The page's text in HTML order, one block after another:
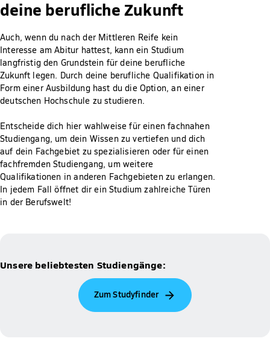
deine berufliche Zukunft
Auch, wenn du nach der Mittleren Reife kein
Interesse am Abitur hattest, kann ein Studium
langfristig den Grundstein für deine berufliche
Zukunft legen. Durch deine berufliche Qualifikation in
Form einer Ausbildung hast du die Option, an einer
deutschen Hochschule zu studieren.
Entscheide dich hier wahlweise für einen fachnahen
Studiengang, um dein Wissen zu vertiefen und dich
auf dein Fachgebiet zu spezialisieren oder für einen
fachfremden Studiengang, um weitere
Qualifikationen in anderen Fachgebieten zu erlangen.
In jedem Fall öffnet dir ein Studium zahlreiche Türen
in der Berufswelt!
Unsere beliebtesten Studiengänge:
Zum Studyfinder